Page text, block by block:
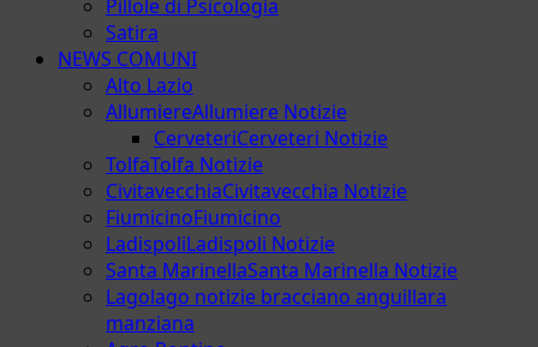
Pillole di Psicologia
Satira
NEWS COMUNI
Alto Lazio
AllumiereAllumiere Notizie
CerveteriCerveteri Notizie
TolfaTolfa Notizie
CivitavecchiaCivitavecchia Notizie
FiumicinoFiumicino
LadispoliLadispoli Notizie
Santa MarinellaSanta Marinella Notizie
Lagolago notizie bracciano anguillara
manziana